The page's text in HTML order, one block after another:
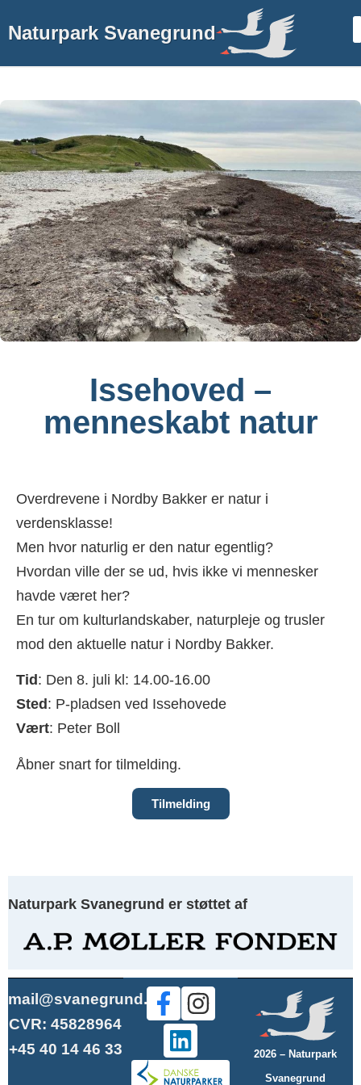
Naturpark Svanegrund
Issehoved –
menneskabt natur
Overdrevene i Nordby Bakker er natur i
verdensklasse!
Men hvor naturlig er den natur egentlig?
Hvordan ville der se ud, hvis ikke vi mennesker
havde været her?
En tur om kulturlandskaber, naturpleje og trusler
mod den aktuelle natur i Nordby Bakker.
Tid : Den 8. juli kl: 14.00-16.00
Sted : P-pladsen ved Issehovede
Vært: Peter Boll
Åbner snart for tilmelding.
Tilmelding
Naturpark Svanegrund er støttet af
mail@svanegrund.dk
CVR: 45828964
+45 40 14 46 33
2026 – Naturpark
Svanegrund